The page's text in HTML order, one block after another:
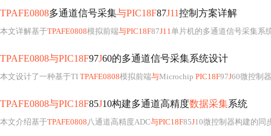
TPAFE0808多通道信号采集与PIC18F87J11控制方案详解
本文详解基于TPAFE0808模拟前端与PIC18F87J11单片机的多通道信号采集系统设计，涵盖硬件架构（含通道配置、参考电压电路）、软件实现（初始化、自动扫
TPAFE0808与PIC18F97J60的多通道信号采集系统设计
本文设计了一种基于TI TPAFE0808模拟前端与Microchip PIC18F97J60微控制器的多通
TPAFE0808与PIC18F85J10构建多通道高精度数据采集系统
本文介绍基于TPAFE0808 八通道高精度ADC与PIC18F85J10微控制器构建的同